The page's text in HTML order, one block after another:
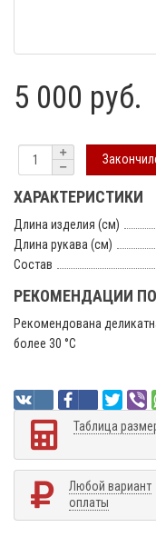
5 000 руб.
ХАРАКТЕРИСТИКИ
Длина изделия (см)
Длина рукава (см)
Состав
РЕКОМЕНДАЦИИ
Рекомендована
более 30 °C
Таблица
Любой вариант
оплаты